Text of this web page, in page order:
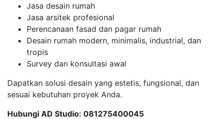
Jasa desain rumah
Jasa arsitek profesional
Perencanaan fasad dan pagar rumah
Desain rumah modern, minimalis, industrial, dan
tropis
Survey dan konsultasi awal
Dapatkan solusi desain yang estetis, fungsional, dan
sesuai kebutuhan proyek Anda.
Hubungi AD Studio: 081275400045